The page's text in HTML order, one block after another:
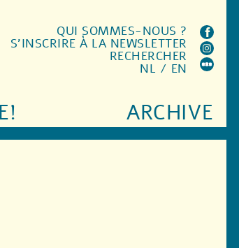
ARCHIVE
QUI SOMMES-NOUS ?
S'INSCRIRE À LA NEWSLETTER
RECHERCHER
NL / EN